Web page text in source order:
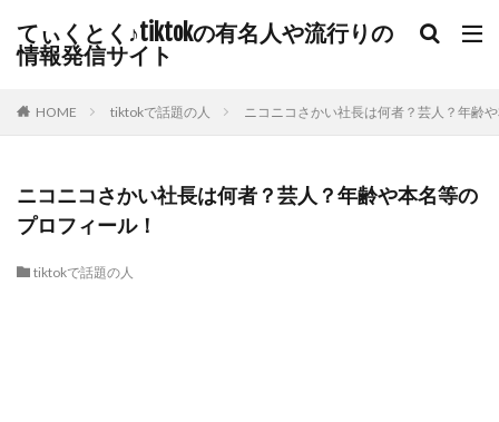
てぃくとく♪tiktokの有名人や流行りの
情報発信サイト
HOME tiktokで話題の人 ニコニコさかい社長は何者？芸人？年齢
ニコニコさかい社長は何者？芸人？年齢や本名等の
プロフィール！
tiktokで話題の人